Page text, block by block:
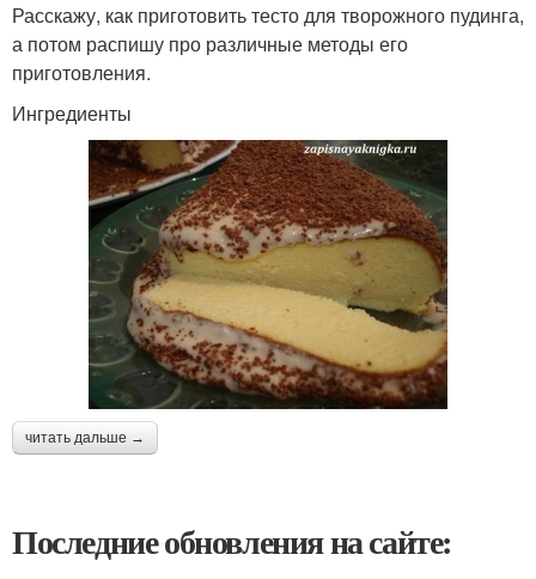
Расскажу, как приготовить тесто для творожного пудинга,
а потом распишу про различные методы его
приготовления.
Ингредиенты
читать дальше →
Последние обновления на сайте: